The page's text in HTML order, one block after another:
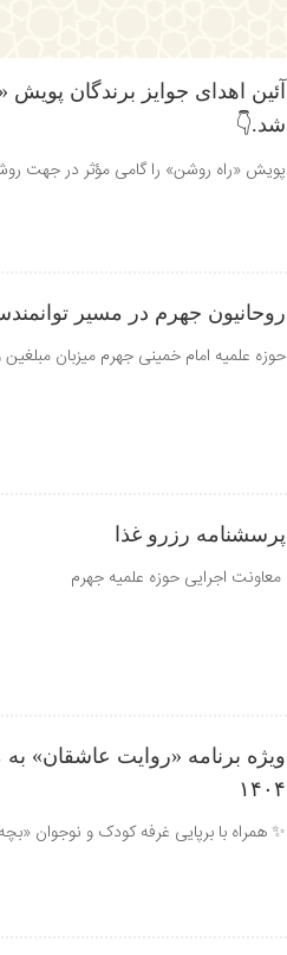
آئین اهدای جوایز برندگان
شد.👇
پویش «راه روشن» را گامی مؤثر در جهت
روحانیون جهرم در مسیر
حوزه علمیه امام خمینی جهرم میزبان مبلغین
پرسشنامه رزرو غذا
معاونت اجرایی حوزه علمیه جهرم
ویژه برنامه «روایت عاشقان»
۱۴۰۴
✨ همراه با برپایی غرفه کودک و نوجوان